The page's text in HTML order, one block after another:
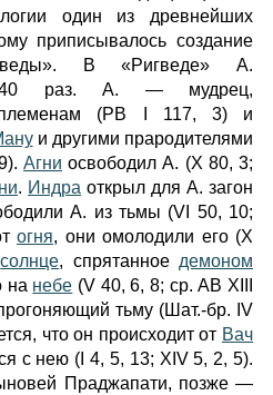
один из древнейших
приписывалось создание
В «Ригведе» А.
40 раз. А. — мудрец,
племенам (PB I 117, 3) и
и другими прародителями
Агни освободил А. (X 80, 3;
. Индра открыл для А. загон
А. из тьмы (VI 50, 10;
огня, они омолодили его (X
солнце, спрятанное демоном
на небе (V 40, 6, 8; ср. AB XIII
тьму (Шат.-бр. IV
что он происходит от Вач
с нею (I 4, 5, 13; XIV 5, 2, 5).
Праджапати, позже —